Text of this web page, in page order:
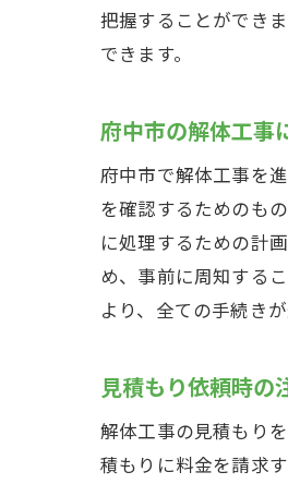
把握することができ
できます。
府中市の解体工事
府中市で解体工事を
を確認するためのも
に処理するための計
め、事前に周知する
より、全ての手続き
見積もり依頼時の
解体工事の見積もり
積もりに料金を請求